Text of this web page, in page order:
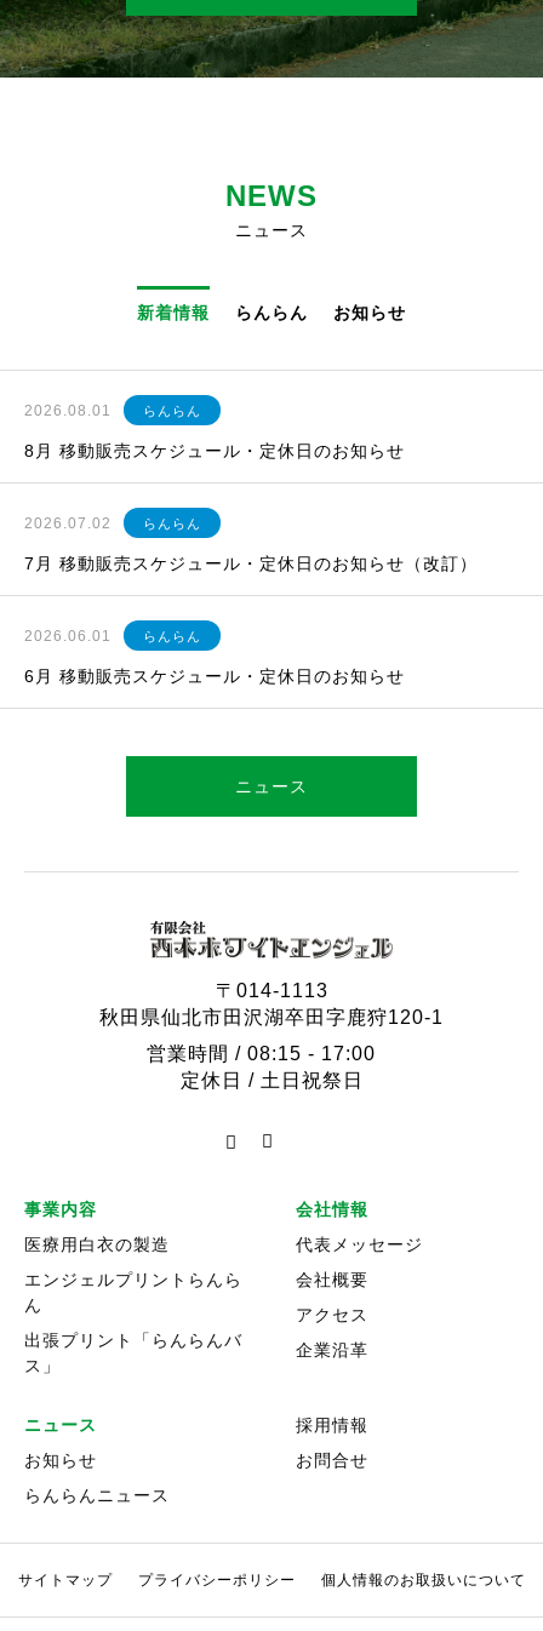
NEWS
ニュース
新着情報 らんらん お知らせ
2026.08.01 らんらん
8月 移動販売スケジュール・定休日のお知らせ
2026.07.02 らんらん
7月 移動販売スケジュール・定休日のお知らせ（改訂）
2026.06.01 らんらん
6月 移動販売スケジュール・定休日のお知らせ
ニュース
〒014-1113
秋田県仙北市田沢湖卒田字鹿狩120-1
営業時間 / 08:15 - 17:00
定休日 / 土日祝祭日
事業内容
医療用白衣の製造
エンジェルプリントらんら
ん
出張プリント「らんらんバ
ス」
会社情報
代表メッセージ
会社概要
アクセス
企業沿革
ニュース
お知らせ
らんらんニュース
採用情報
お問合せ
サイトマップ プライバシーポリシー 個人情報のお取扱いについて